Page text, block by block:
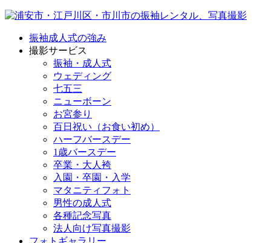
振袖成人式の強み
撮影サービス
振袖・成人式
ウェディング
七五三
ニューボーン
お宮参り
百日祝い（お食い初め）
ハーフバースデー
1歳バースデー
卒業・大人袴
入園・卒園・入学
マタニティフォト
男性の成人式
各種記念写真
法人向け写真撮影
フォトギャラリー